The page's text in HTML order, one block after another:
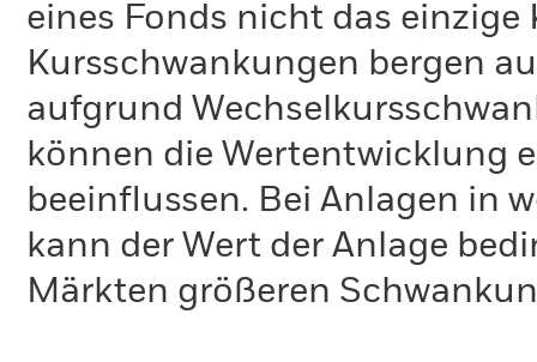
eines Fonds nicht das
Kursschwankungen bergen
aufgrund
können die Wertentwicklung
beeinflussen. Bei Anlagen in
kann der Wert der Anlage
Märkten größeren